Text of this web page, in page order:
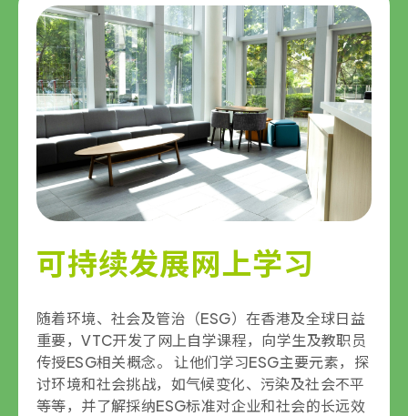
可持续发展网上学习
随着环境、社会及管治（ESG）在香港及全球日益
重要，VTC开发了网上自学课程，向学生及教职员
传授ESG相关概念。 让他们学习ESG主要元素，探
讨环境和社会挑战，如气候变化、污染及社会不平
等等，并了解採纳ESG标准对企业和社会的长远效